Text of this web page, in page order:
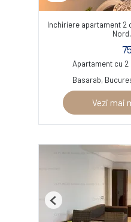
Inchiriere apartament 2
Apartament cu
Basarab,
Vezi mai
Previous